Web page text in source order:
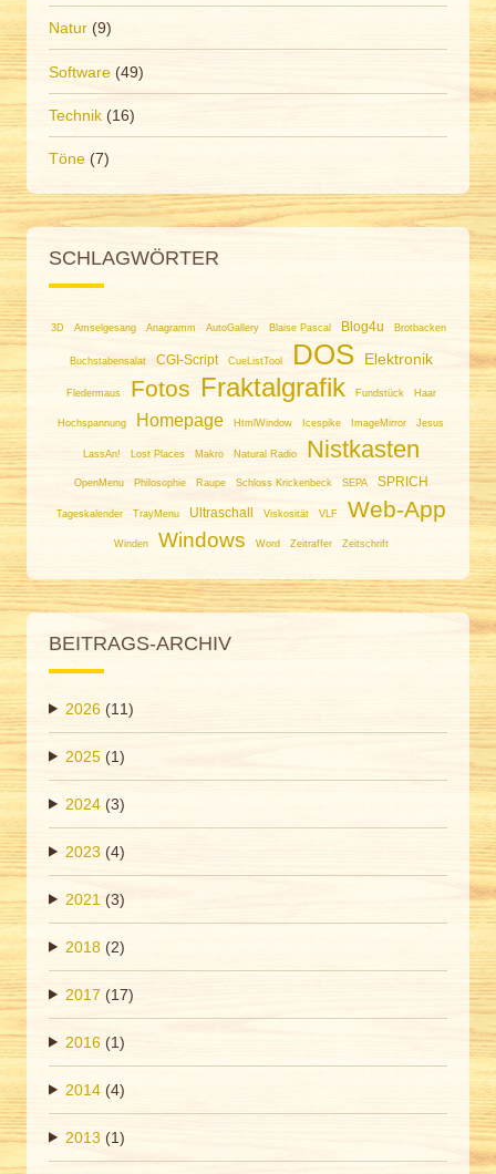
Natur (9)
Software (49)
Technik (16)
Töne (7)
SCHLAGWÖRTER
3D Amselgesang Anagramm AutoGallery Blaise Pascal Blog4u Brotbacken
Buchstabensalat CGI-Script CueListTool DOS Elektronik
Fledermaus Fotos Fraktalgrafik Fundstück Haar
Hochspannung Homepage HtmlWindow Icespike ImageMirror Jesus
LassAn! Lost Places Makro Natural Radio Nistkasten
OpenMenu Philosophie Raupe Schloss Krickenbeck SEPA SPRICH
Tageskalender TrayMenu Ultraschall Viskosität VLF Web-App
Winden Windows Word Zeitraffer Zeitschrift
BEITRAGS-ARCHIV
2026 (11)
2025 (1)
2024 (3)
2023 (4)
2021 (3)
2018 (2)
2017 (17)
2016 (1)
2014 (4)
2013 (1)